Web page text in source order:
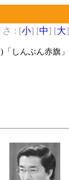
さ : [小] [中] [大]
「しんぶん赤旗」